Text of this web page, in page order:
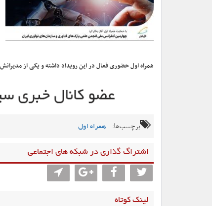
همراه اول حضوری فعال در این رویداد داشته و یکی از
برچسب‌ها: همراه اول
اشتراگ گذاری در شبکه های اجتماعی
لینک کوتاه